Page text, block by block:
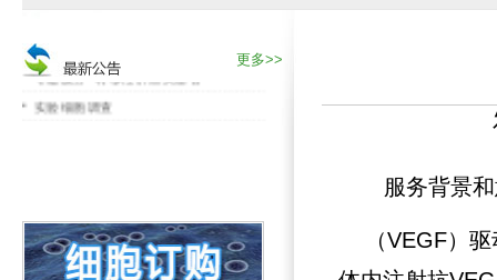
更多>>
消化道肿瘤细胞新资源上线
专题服务--转移性肿瘤类器官
服务背景
（VEGF）